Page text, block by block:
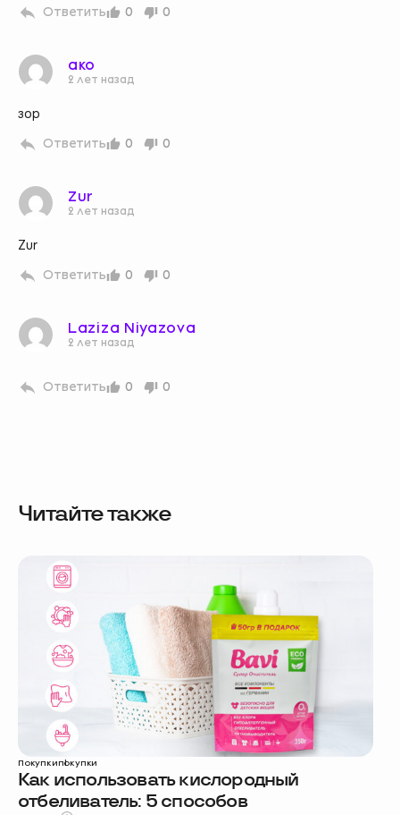
0 0
Ответить
ако
2 лет назад
зор
0 0
Ответить
Zur
2 лет назад
Zur
0 0
Ответить
Laziza Niyazova
2 лет назад
0 0
Ответить
Читайте также
Покупкипокупки
Как использовать кислородный
отбеливатель: 5 способов